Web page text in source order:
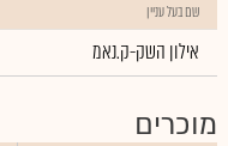
שם בעל עניין
אילון השק-ק.נאמ
מוכרים